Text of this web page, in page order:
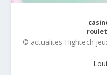
© actualites Hightech